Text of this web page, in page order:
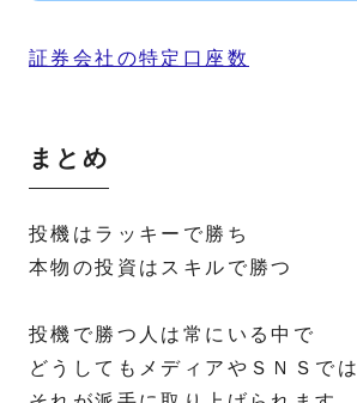
証券会社の特定口座数
まとめ
投機はラッキーで勝ち
本物の投資はスキルで勝つ
投機で勝つ人は常にいる中で
どうしてもメディアやＳＮＳでは